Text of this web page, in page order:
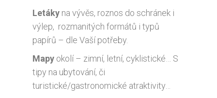
Letákyna vývěs, roznos do schránek i
výlep, rozmanitých formátů i typů
papírů – dle Vaší potřeby.
Mapyokolí – zimní, letní, cyklistické… S
tipy na ubytování, či
turistické/gastronomické atraktivity…